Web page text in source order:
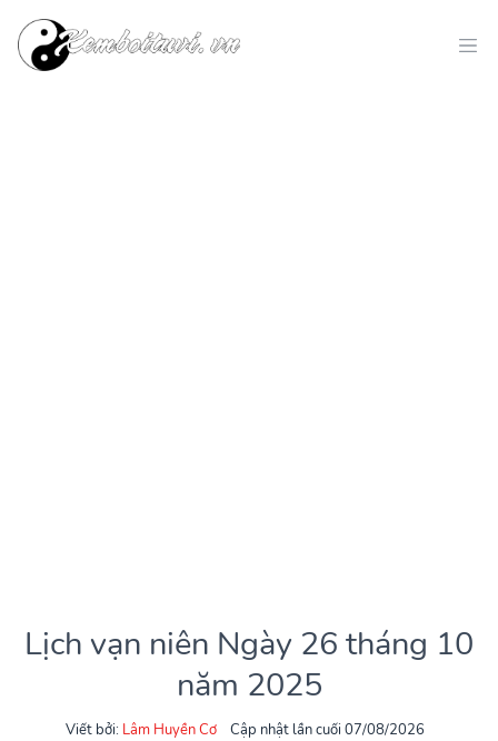
Lịch vạn niên Ngày 26 tháng 10
năm 2025
Viết bởi: Lâm Huyền Cơ
Cập nhật lần cuối 07/08/2026